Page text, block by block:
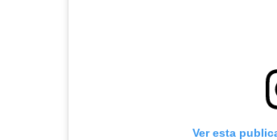
Ver esta